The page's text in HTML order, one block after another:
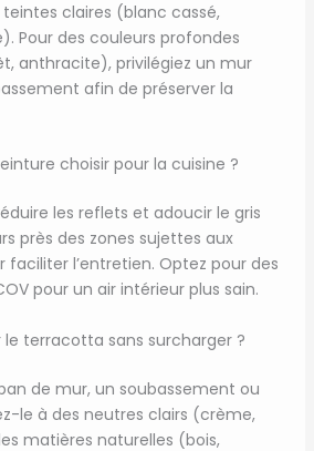
claires (blanc cassé,
Pour des couleurs profondes
anthracite), privilégiez un mur
afin de préserver la
choisir pour la cuisine ?
les reflets et adoucir le gris
près des zones sujettes aux
faciliter l’entretien. Optez pour des
pour un air intérieur plus sain.
terracotta sans surcharger ?
de mur, un soubassement ou
le à des neutres clairs (crème,
matières naturelles (bois,